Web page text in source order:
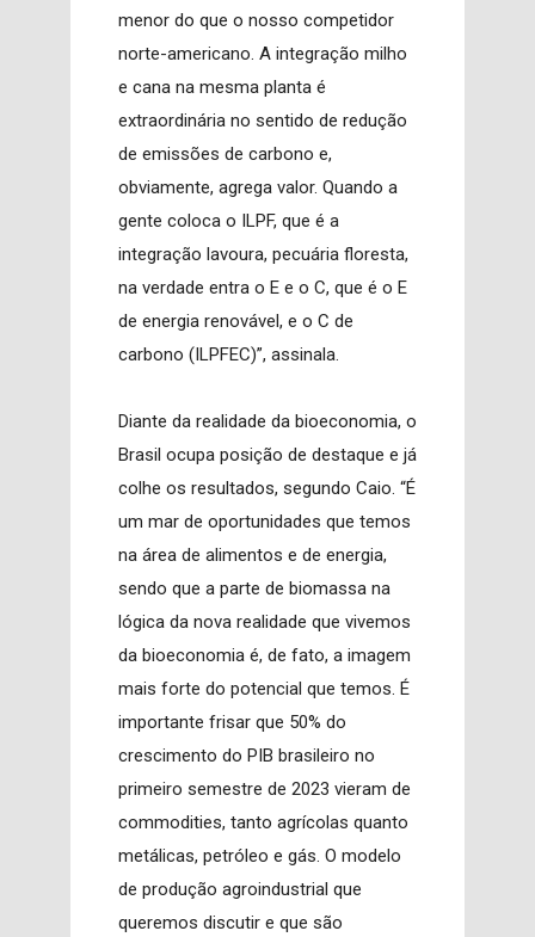
menor do que o nosso competidor
norte-americano. A integração milho
e cana na mesma planta é
extraordinária no sentido de redução
de emissões de carbono e,
obviamente, agrega valor. Quando a
gente coloca o ILPF, que é a
integração lavoura, pecuária floresta,
na verdade entra o E e o C, que é o E
de energia renovável, e o C de
carbono (ILPFEC)”, assinala.
Diante da realidade da bioeconomia, o
Brasil ocupa posição de destaque e já
colhe os resultados, segundo Caio. “É
um mar de oportunidades que temos
na área de alimentos e de energia,
sendo que a parte de biomassa na
lógica da nova realidade que vivemos
da bioeconomia é, de fato, a imagem
mais forte do potencial que temos. É
importante frisar que 50% do
crescimento do PIB brasileiro no
primeiro semestre de 2023 vieram de
commodities, tanto agrícolas quanto
metálicas, petróleo e gás. O modelo
de produção agroindustrial que
queremos discutir e que são